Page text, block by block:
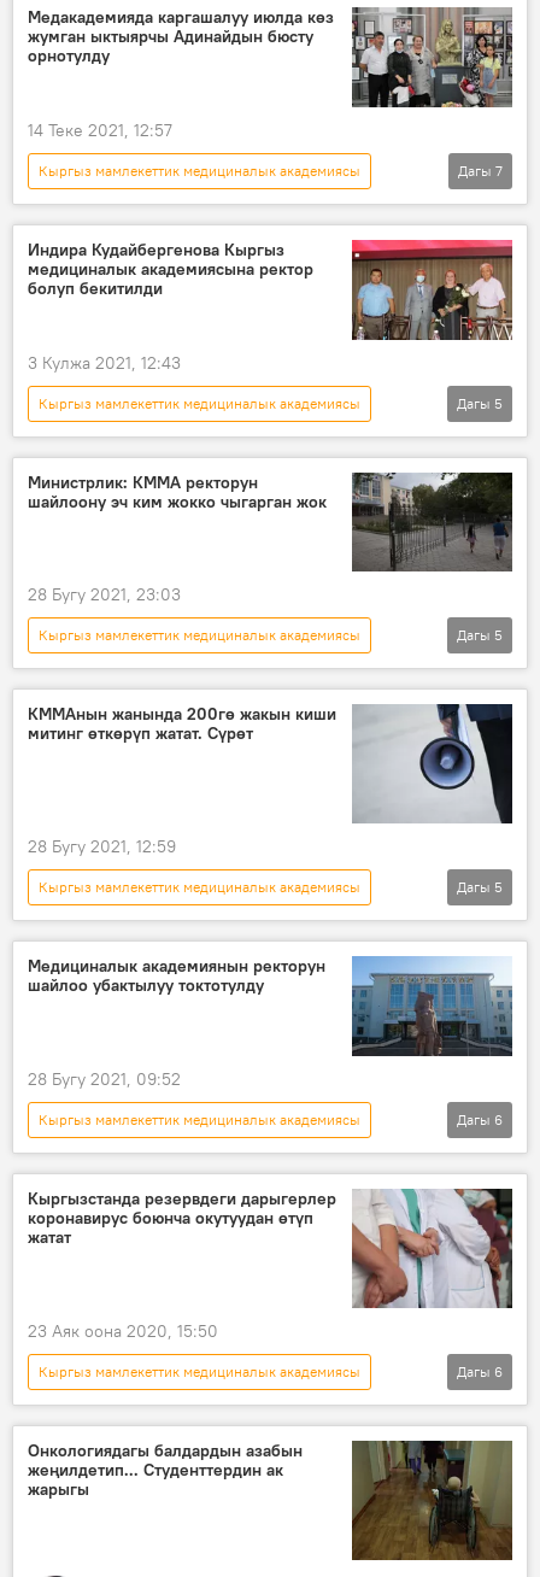
Манас
изилдөө
Медакадемияда каргашалуу июлда көз
жумган ыктыярчы Адинайдын бюсту
орнотулду
14 Теке 2021, 12:57
Кыргыз мамлекеттик медициналык академиясы
Жаңылыктар
Коом
Кыргызстан
коронавирус
ыктыярчылар
Дагы 7
Индира Кудайбергенова Кыргыз
медициналык академиясына ректор
болуп бекитилди
3 Кулжа 2021, 12:43
Кыргыз мамлекеттик медициналык академиясы
Жаңылыктар
Коом
Кыргызстан
Билим берүү жана илим министрлиги
Индира Кудайбергенова
Дагы 5
Министрлик: КММА ректорун
шайлоону эч ким жокко чыгарган жок
28 Бугу 2021, 23:03
Кыргыз мамлекеттик медициналык академиясы
Жаңылыктар
Коом
Кыргызстан
ректор
шайлоо
Дагы 5
КММАнын жанында 200гө жакын киши
митинг өткөрүп жатат. Сүрөт
28 Бугу 2021, 12:59
Кыргыз мамлекеттик медициналык академиясы
Жаңылыктар
Коом
Кыргызстан
ректор
шайлоо
Дагы 5
Медициналык академиянын ректорун
шайлоо убактылуу токтотулду
28 Бугу 2021, 09:52
Кыргыз мамлекеттик медициналык академиясы
Жаңылыктар
Коом
Кыргызстан
шайлоо
ректор буйрук
Дагы 6
Кыргызстанда резервдеги дарыгерлер
коронавирус боюнча окутуудан өтүп
жатат
23 Аяк оона 2020, 15:50
Кыргыз мамлекеттик медициналык академиясы
Жаңылыктар
Коом
Кыргызстан
коронавирус
пандемия
Коронавируска байланыштуу Кыргызстандагы кырдаал
Дагы 6
Онкологиядагы балдардын азабын
жеңилдетип... Студенттердин ак
жарыгы